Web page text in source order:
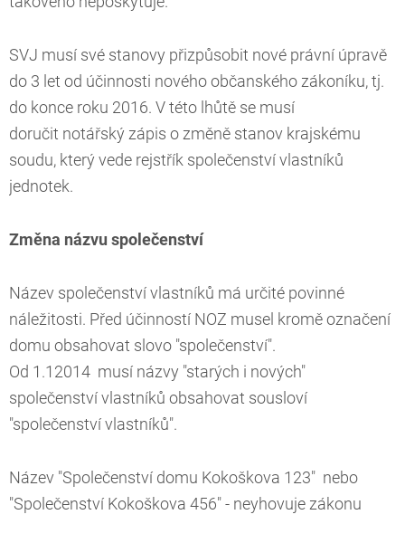
SVJ musí své stanovy přizpůsobit nové právní úpravě
do 3 let od účinnosti nového občanského zákoníku, tj.
do konce roku 2016. V této lhůtě se musí
doručit notářský zápis o změně stanov krajskému
soudu, který vede rejstřík společenství vlastníků
jednotek.
Změna názvu společenství
Název společenství vlastníků má určité povinné
náležitosti. Před účinností NOZ musel kromě označení
domu obsahovat slovo "společenství".
Od 1.12014 musí názvy "starých i nových"
společenství vlastníků obsahovat sousloví
"společenství vlastníků".
Název "Společenství domu Kokoškova 123" nebo
"Společenství Kokoškova 456" - neyhovuje zákonu